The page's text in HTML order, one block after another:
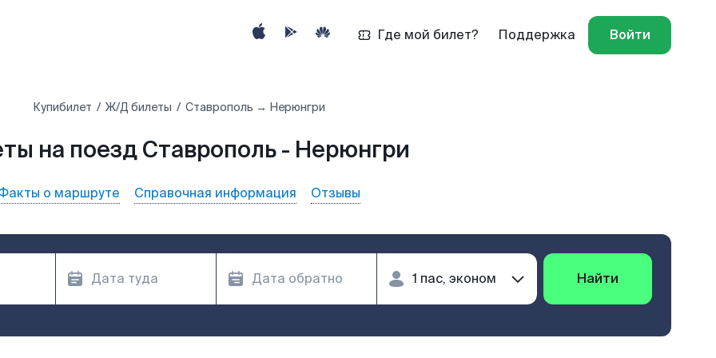
Где мой билет? Поддержка Войти
Купибилет Ж/Д билеты Ставрополь → Нерюнгри
на поезд Ставрополь - Нерюнгри
о маршруте Справочная информация Отзывы
Найти